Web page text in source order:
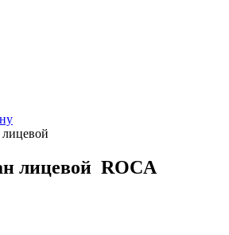
лицевой ROCA